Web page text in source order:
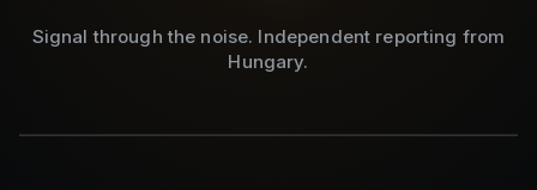
Signal through the noise. Independent reporting from
Hungary.